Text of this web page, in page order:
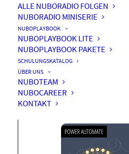
ALLE NUBORADIO FOLGEN
NUBORADIO MINISERIE
NUBOPLAYBOOK
NUBOPLAYBOOK LITE
NUBOPLAYBOOK PAKETE
SCHULUNGSKATALOG
ÜBER UNS
NUBOTEAM
NUBOCAREER
KONTAKT
Starte mit
Automate